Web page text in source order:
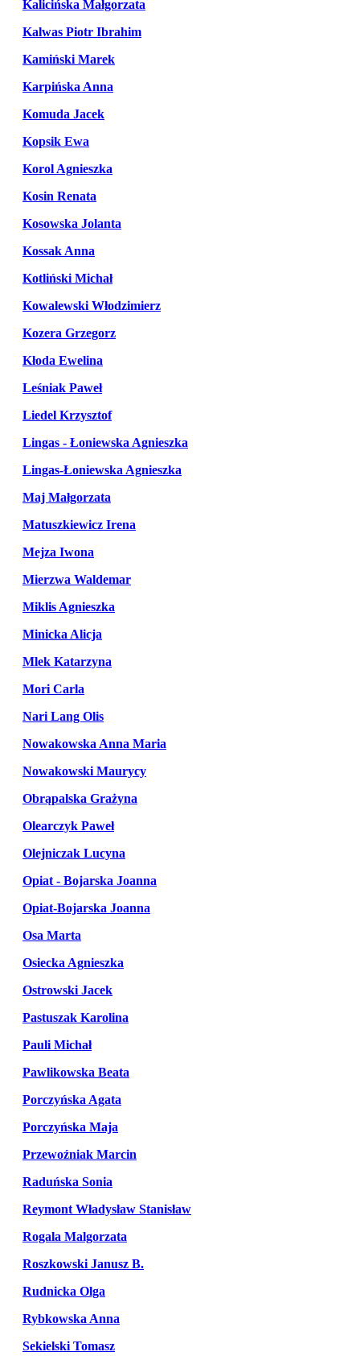
Kalicińska Małgorzata
Kalwas Piotr Ibrahim
Kamiński Marek
Karpińska Anna
Komuda Jacek
Kopsik Ewa
Korol Agnieszka
Kosin Renata
Kosowska Jolanta
Kossak Anna
Kotliński Michał
Kowalewski Włodzimierz
Kozera Grzegorz
Kłoda Ewelina
Leśniak Paweł
Liedel Krzysztof
Lingas - Łoniewska Agnieszka
Lingas-Łoniewska Agnieszka
Maj Małgorzata
Matuszkiewicz Irena
Mejza Iwona
Mierzwa Waldemar
Miklis Agnieszka
Minicka Alicja
Mlek Katarzyna
Mori Carla
Nari Lang Olis
Nowakowska Anna Maria
Nowakowski Maurycy
Obrąpalska Grażyna
Olearczyk Paweł
Olejniczak Lucyna
Opiat - Bojarska Joanna
Opiat-Bojarska Joanna
Osa Marta
Osiecka Agnieszka
Ostrowski Jacek
Pastuszak Karolina
Pauli Michał
Pawlikowska Beata
Porczyńska Agata
Porczyńska Maja
Przewoźniak Marcin
Raduńska Sonia
Reymont Władysław Stanisław
Rogala Malgorzata
Roszkowski Janusz B.
Rudnicka Olga
Rybkowska Anna
Sekielski Tomasz